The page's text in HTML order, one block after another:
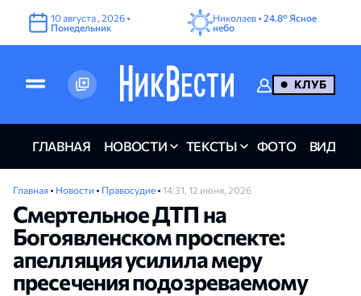
10 августа , 2026 •
Понедельник
Николаев • 24.8° Ясное
небо
КЛУБ
ГЛАВНАЯ НОВОСТИ ТЕКСТЫ ФОТО ВИДЕО
Главная • Новости • Правосудие • 14:31, 12 июня, 2026
Смертельное ДТП на
Богоявленском проспекте:
апелляция усилила меру
пресечения подозреваемому